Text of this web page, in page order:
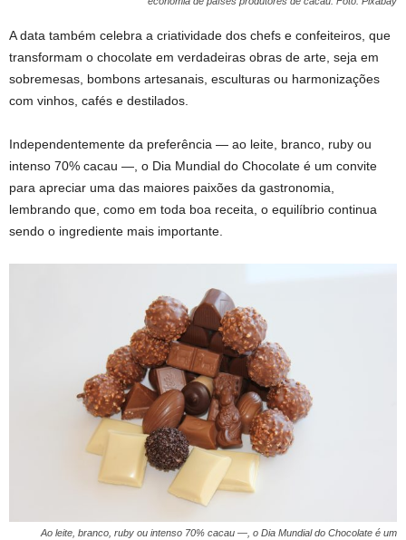
A data também celebra a criatividade dos chefs e confeiteiros, que
transformam o chocolate em verdadeiras obras de arte, seja em
sobremesas, bombons artesanais, esculturas ou harmonizações
com vinhos, cafés e destilados.
Independentemente da preferência — ao leite, branco, ruby ou
intenso 70% cacau —, o Dia Mundial do Chocolate é um convite
para apreciar uma das maiores paixões da gastronomia,
lembrando que, como em toda boa receita, o equilíbrio continua
sendo o ingrediente mais importante.
Ao leite, branco, ruby ou intenso 70% cacau —, o Dia Mundial do Chocolate é um